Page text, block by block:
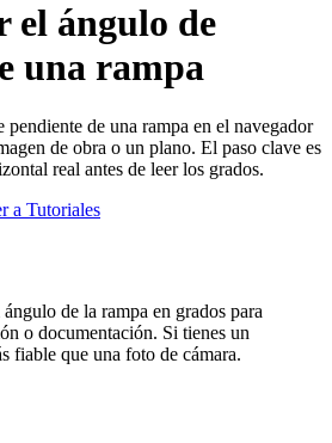
el ángulo de
una rampa
pendiente de una rampa en el navegador
de obra o un plano. El paso clave es
real antes de leer los grados.
a Tutoriales
de la rampa en grados para
o documentación. Si tienes un
fiable que una foto de cámara.